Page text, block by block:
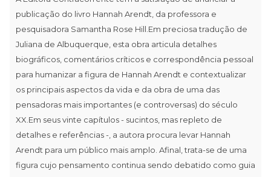
publicação do livro Hannah Arendt, da professora e
pesquisadora Samantha Rose Hill.Em preciosa tradução de
Juliana de Albuquerque, esta obra articula detalhes
biográficos, comentários críticos e correspondência pessoal
para humanizar a figura de Hannah Arendt e contextualizar
os principais aspectos da vida e da obra de uma das
pensadoras mais importantes (e controversas) do século
XX.Em seus vinte capítulos - sucintos, mas repleto de
detalhes e referências -, a autora procura levar Hannah
Arendt para um público mais amplo. Afinal, trata-se de uma
figura cujo pensamento continua sendo debatido como guia